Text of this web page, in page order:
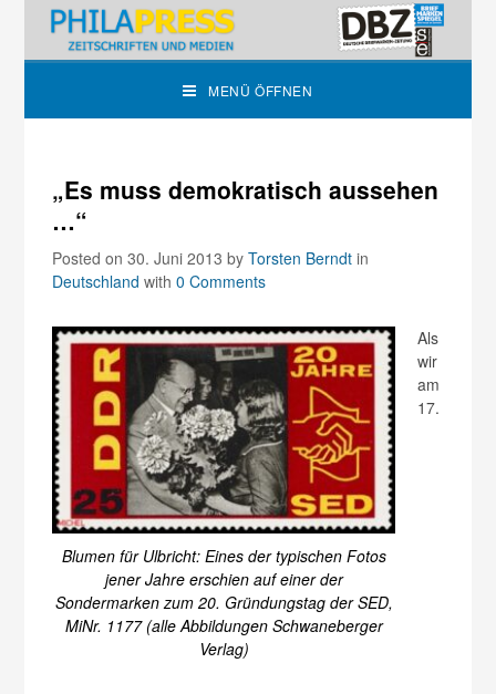
MENÜ ÖFFNEN
„Es muss demokratisch aussehen
…“
Posted on 30. Juni 2013byTorsten Berndt in
Deutschland with0 Comments
Blumen für Ulbricht: Eines der typischen Fotos
jener Jahre erschien auf einer der
Sondermarken zum 20. Gründungstag der SED,
MiNr. 1177 (alle Abbildungen Schwaneberger
Verlag)
Als
wir
am
17.